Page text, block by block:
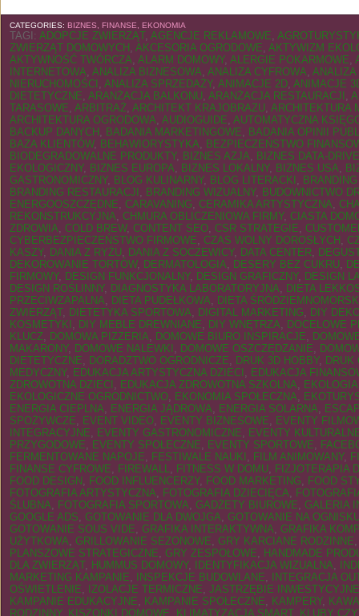
CATEGORIES: BIZNES, FINANSE, EKONOMIA
TAGI: ADOPCJE ZWIERZĄT, AGENCJE REKLAMOWE,
ZWIERZĄT DOMOWYCH , AKCESORIA OGRODOWE, AKTYWIZM
AKTYWNOŚĆ TWÓRCZA, ALARM DOMOWY, ALERGIE POKARMOWE,
INTERNETOWA, ANALIZA BIZNESOWA, ANALIZA CYFROWA, ANALIZA
NIERUCHOMOŚCI , ANALIZA SPRZEDAŻY, ANIMACJE 2D, ANIMACJE
DIETETYCZNE, ARANŻACJA BALKONU, ARANŻACJA RESTAURACJI ,
TARASOWE, ARBITRAŻ, ARCHITEKT KRAJOBRAZU, ARCHITEKTURA
ARCHITEKTURA OGRODOWA, AUDIOGUIDE, AUTOMATYCZNA
BACKUP DANYCH , BADANIA MARKETINGOWE, BADANIA OPINII
BAZA KLIENTÓW, BEHAWIORYSTYKA, BEZPIECZEŃSTWO
BIODEGRADOWALNE PRODUKTY, BIZNES AZJA, BIZNES DATA-
EKOLOGICZNY, BIZNES EUROPA, BIZNES LOKALNY, BIZNES USA,
GASTRONOMICZNY, BLOG KULINARNY, BLOG LITERACKI ,
BRANDING RESTAURACJI , BRANDING WIZUALNY, BUDOWNICTWO
ENERGOOSZCZĘDNE, CARAVANING, CERAMIKA ARTYSTYCZNA,
REKONSTRUKCYJNA, CHMURA OBLICZENIOWA FIRMY, CIASTA
ZDROWIA, COLD BREW, CONTENT SEO, CSR STRATEGIE,
CYBERBEZPIECZEŃSTWO FIRMOWE, CZAS WOLNY DOROSŁYCH ,
KASZY, DANIA Z RYŻU, DANIA Z SOCZEWICY, DATA CENTER,
DEKOROWANIE TORTÓW, DERMATOLOGIA, DESERY BEZ CUKRU,
FIRMOWY, DESIGN FUNKCJONALNY, DESIGN GRAFICZNY, DESIGN
DESIGN ROŚLINNY, DIAGNOSTYKA LABORATORYJNA, DIETA
PRZECIWZAPALNA, DIETA PUDEŁKOWA, DIETA
ZWIERZĄT, DIETETYKA SPORTOWA, DIGITAL MARKETING, DIY
KOSMETYKI , DIY MEBLE DREWNIANE, DIY WNĘTRZA, DOCELOWE
KLUCZ, DOMOWA PIZZERIA, DOMOWE BIURO INSPIRACJE,
MAKARONY, DOMOWE NALEWKI , DOMOWE OSZCZĘDZANIE,
DIETETYCZNE, DORADZTWO OGRODNICZE, DRUK 3D HOBBY, DRUK
MEDYCZNY, EDUKACJA ARTYSTYCZNA DZIECI , EDUKACJA
ZDROWOTNA DZIECI , EDUKACJA ZDROWOTNA SZKOLNA,
EKOLOGICZNE OGRODNICTWO, EKONOMIA SPOŁECZNA,
ENERGIA CIEPLNA, ENERGIA JĄDROWA, ENERGIA SOLARNA,
SPOŻYWCZE, EVENT VIDEO, EVENTY BIZNESOWE, EVENTY
INTEGRACYJNE, EVENTY GASTRONOMICZNE, EVENTY
PRZYGODOWE, EVENTY SPOŁECZNE, EVENTY SPORTOWE,
FERMENTOWANE NAPOJE, FESTIWALE NAUKI , FILM ANIMOWANY,
FINANSE CYFROWE, FIREWALL, FITNESS W DOMU, FIZJOTERAPIA
FOOD DESIGN , FOOD INFLUENCERZY, FOOD MARKETING, FOOD
FOTOGRAFIA ARTYSTYCZNA, FOTOGRAFIA DZIECIĘCA,
ŚLUBNA, FOTOGRAFIA SPORTOWA, GADŻETY BIUROWE, GALERIA
GOOGLE ADS, GOTOWANIE DLA DWOJGA, GOTOWANIE NA
GOTOWANIE SOUS VIDE, GRAFIKA INTERAKTYWNA, GRAFIKA
UŻYTKOWA, GRILLOWANIE SEZONOWE, GRY KARCIANE RODZINNE
PLANSZOWE STRATEGICZNE, GRY ZESPOŁOWE, HANDMADE
DLA ZWIERZĄT, HUMMUS DOMOWY, IDENTYFIKACJA WIZUALNA,
MARKETING KAMPANIE, INSPEKCJE BUDOWLANE,
INTEGRACJA
OŚWIETLENIE, IZOLACJE TERMICZNE, JASTRZĘBIE INWESTYCYJNE
KAMPANIE EDUKACYJNE, KAMPANIE SPOŁECZNE, KAMPERY,
RODZINNY, KISZONKI DOMOWE, KLIMATYZACJA SMART, KLUBY